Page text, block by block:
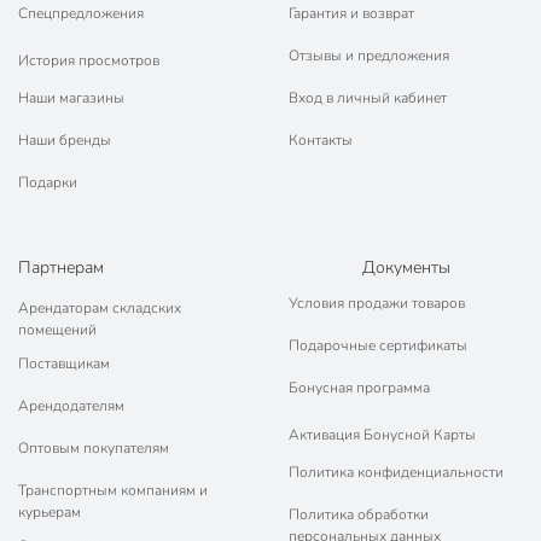
Порядок - официальный представитель ведущих мировых
Спецпредложения
История просмотров
Наши магазины
Наши бренды
Подарки
Гарантия и возврат
Отзывы и предложения
Вход в личный кабинет
Контакты
Партнерам
Арендаторам складских
помещений
Поставщикам
Арендодателям
Оптовым покупателям
Транспортным компаниям и
курьерам
Документы
Условия продажи товаров
Подарочные сертификаты
Бонусная программа
Активация Бонусной Карты
Политика конфиденциальности
Политика обработки
персональных данных